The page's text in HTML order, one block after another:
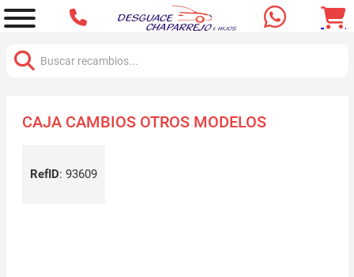
CAJA CAMBIOS OTROS MODELOS
RefID: 93609